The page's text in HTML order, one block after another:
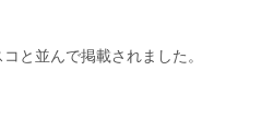
と並んで掲載されました。